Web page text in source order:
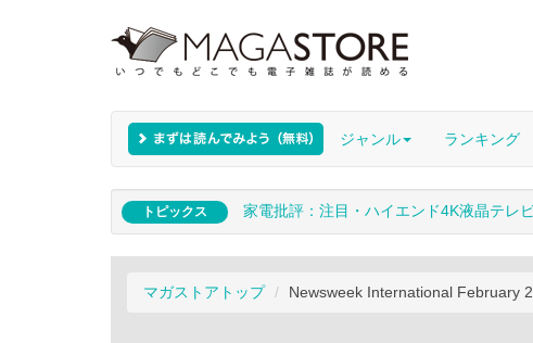
ジャンル ランキング
トピックス 家電批評：注目・ハイエンド4K液晶テレ
マガストアトップ Newsweek International February